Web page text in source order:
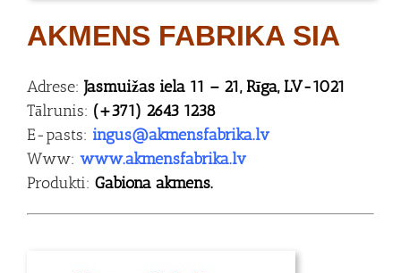
AKMENS FABRIKA SIA
Adrese: Jasmuižas iela 11 – 21, Rīga, LV-1021
Tālrunis: (+371) 2643 1238
E-pasts: ingus@akmensfabrika.lv
Www: www.akmensfabrika.lv
Produkti: Gabiona akmens.